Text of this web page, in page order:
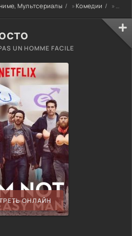
Мультсериалы »Комедии » Со мной непросто
UN HOMME FACILE
ОНЛАЙН